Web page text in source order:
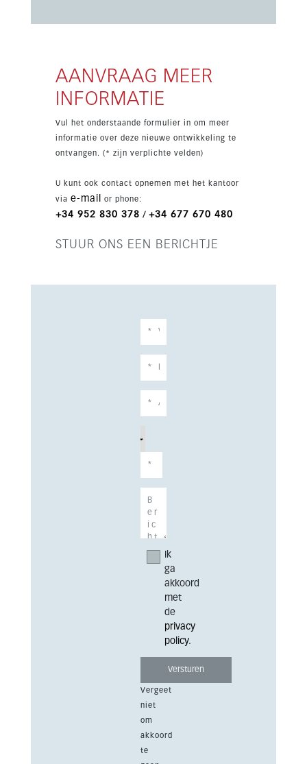
fitnessruimte, spa, sauna, Turks bad, verwarmd
kustzone combineert deze woning modern
comfort met wandelafstand tot cafés,
restaurants, voorzieningen en het strand.
AANVRAAG MEER
INFORMATIE
Vul het onderstaande formulier in om meer
informatie over deze nieuwe ontwikkeling te
ontvangen. (* zijn verplichte velden)
U kunt ook contact opnemen met het kantoor
via e-mail or phone:
+34 952 830 378 / +34 677 670 480
STUUR ONS EEN BERICHTJE
Ik
ga
akkoord
met
de
privacy
policy.
Vergeet
niet
om
akkoord
te